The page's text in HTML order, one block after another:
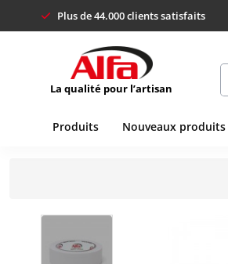
Plus de 44.000 clients satisfaits
La qualité pour l’artisan
Produits Nouveaux produits